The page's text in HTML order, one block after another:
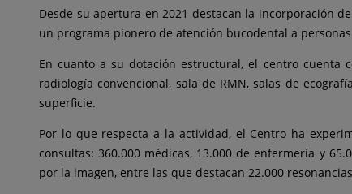
Desde su apertura en 2021 destacan la incorporación
un programa pionero de atención bucodental a
En cuanto a su dotación estructural, el centro cuenta
radiología convencional, sala de RMN, salas de
superficie.
Por lo que respecta a la actividad, el Centro ha
consultas: 360.000 médicas, 13.000 de enfermería y
por la imagen, entre las que destacan 22.000